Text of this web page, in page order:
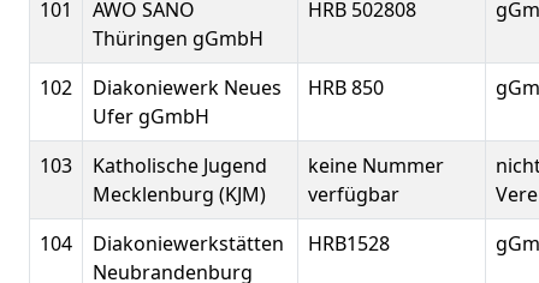
101
AWO SANO
Thüringen gGmbH
HRB 502808
102
Diakoniewerk Neues
Ufer gGmbH
HRB 850
103
Katholische Jugend
Mecklenburg (KJM)
keine Nummer
verfügbar
104
Diakoniewerkstätten
Neubrandenburg
HRB1528